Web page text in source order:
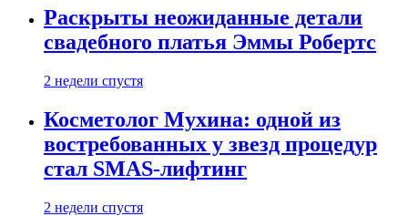
Раскрыты неожиданные детали
свадебного платья Эммы Робертс
2 недели спустя
Косметолог Мухина: одной из
востребованных у звезд процедур
стал SMAS-лифтинг
2 недели спустя